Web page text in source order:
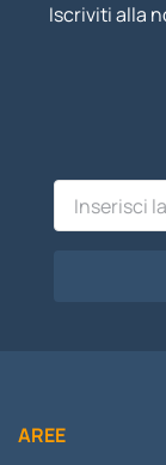
Iscriviti alla
AREE